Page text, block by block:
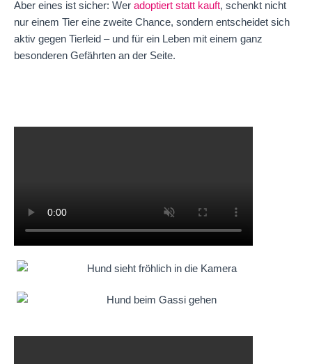
Aber eines ist sicher: Wer adoptiert statt kauft, schenkt nicht
nur einem Tier eine zweite Chance, sondern entscheidet sich
aktiv gegen Tierleid – und für ein Leben mit einem ganz
besonderen Gefährten an der Seite.